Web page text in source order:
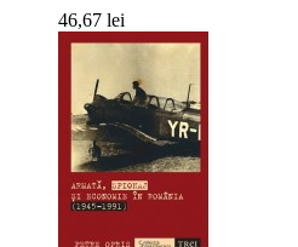
46,67 lei